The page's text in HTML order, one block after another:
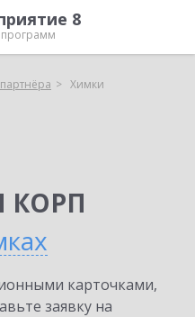
8
Химки
КОРП
карточками,
заявку на